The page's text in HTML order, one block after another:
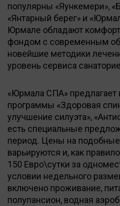
популярны «Яункемери»,
«Янтарный берег» и
Юрмале обладают
фондом с современным
новейшие методики
уровень сервиса
«Юрмала СПА»
программы «Здоровая
улучшение силуэта»,
есть специальные
период. Цены на
варьируются и, как
150 Евро\сутки за
условии недельного
включено проживание,
полупансион, водная